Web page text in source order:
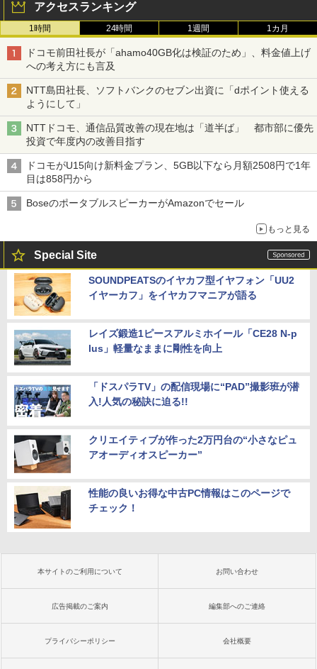
アクセスランキング
1時間 24時間 1週間 1カ月
ドコモ前田社長が「ahamo40GB化は検証のため」、料金値上げ
への考え方にも言及
NTT島田社長、ソフトバンクのセブン出資に「dポイント使える
ようにして」
NTTドコモ、通信品質改善の現在地は「道半ば」 都市部に優先
投資で年度内の改善目指す
ドコモがU15向け新料金プラン、5GB以下なら月額2508円で1年
目は858円から
BoseのポータブルスピーカーがAmazonでセール
もっと見る
Special Site
SOUNDPEATSのイヤカフ型イヤフォン「UU2
イヤーカフ」をイヤカフマニアが語る
レイズ鍛造1ピースアルミホイール「CE28 N-p
lus」軽量なままに剛性を向上
「ドスパラTV」の配信現場に“PAD”撮影班が潜
入!人気の秘訣に迫る!!
クリエイティブが作った2万円台の“小さなピュ
アオーディオスピーカー”
性能の良いお得な中古PC情報はこのページで
チェック！
本サイトのご利用について お問い合わせ
広告掲載のご案内 編集部へのご連絡
プライバシーポリシー 会社概要